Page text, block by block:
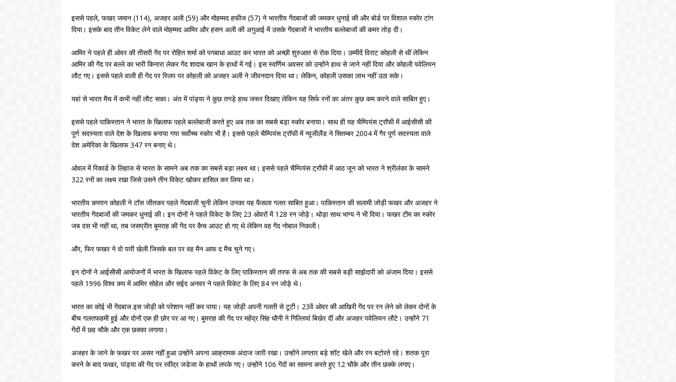
इससे पहले, फखर जमान (114), अजहर अली (59) और मोहम्मद हफीज (57) ने भारतीय गेंदबाजों की जमकर धुनाई की और बोर्ड पर विशाल स्कोर टांग
दिया। इसके बाद तीन विकेट लेने वाले मोहम्मद आमिर और हसन अली की अगुआई में उसके गेंदबाजों ने भारतीय बल्लेबाजों की कमर तोड़ दी।
आमिर ने पहले ही ओवर की तीसरी गेंद पर रोहित शर्मा को पगबाधा आउट कर भारत को अच्छी शुरुआत से रोक दिया। उम्मीदें विराट कोहली से थीं लेकिन
आमिर की गेंद पर बल्ले का भारी किनारा लेकर गेंद शादाब खान के हाथों में गई। इस स्वर्णिम अवसर को उन्होंने हाथ से जाने नहीं दिया और कोहली पवेलियन
लौट गए। इससे पहले वाली ही गेंद पर स्लिप पर कोहली को अजहर अली ने जीवनदान दिया था। लेकिन, कोहली उसका लाभ नहीं उठा सके।
यहां से भारत मैच में कभी नहीं लौट सका। अंत में पांड्या ने कुछ तगड़े हाथ जरूर दिखाए लेकिन यह सिर्फ रनों का अंतर कुछ कम करने वाले साबित हुए।
इससे पहले पाकिस्तान ने भारत के खिलाफ पहले बल्लेबाजी करते हुए अब तक का सबसे बड़ा स्कोर बनाया। साथ ही यह चैम्पियंस ट्रॉफी में आईसीसी की
पूर्ण सदस्यता वाले देश के खिलाफ बनाया गया सर्वोच्च स्कोर भी है। इससे पहले चैम्पियंस ट्रॉफी में न्यूजीलैंड ने सितम्बर 2004 में गैर पूर्ण सदस्यता वाले
देश अमेरिका के खिलाफ 347 रन बनाए थे।
ओवल में रिकार्ड के लिहाज से भारत के सामने अब तक का सबसे बड़ा लक्ष्य था। इससे पहले चैम्पियंस ट्रॉफी में आठ जून को भारत ने श्रीलंका के सामने
322 रनों का लक्ष्य रखा जिसे उसने तीन विकेट खोकर हासिल कर लिया था।
भारतीय कप्तान कोहली ने टॉस जीतकर पहले गेंदबाजी चुनी लेकिन उनका यह फैसला गलत साबित हुआ। पाकिस्तान की सलामी जोड़ी फखर और अजहर ने
भारतीय गेंदबाजों की जमकर धुनाई की। इन दोनों ने पहले विकेट के लिए 23 ओवरों में 128 रन जोड़े। थोड़ा साथ भाग्य ने भी दिया। फखर टीम का स्कोर
जब दस भी नहीं था, तब जसप्रीत बुमराह की गेंद पर कैच आउट हो गए थे लेकिन वह गेंद नोबाल निकली।
और, फिर फखर ने वो पारी खेली जिसके बल पर वह मैन आफ द मैच चुने गए।
इन दोनों ने आईसीसी आयोजनों में भारत के खिलाफ पहले विकेट के लिए पाकिस्तान की तरफ से अब तक की सबसे बड़ी साझेदारी को अंजाम दिया। इससे
पहले 1996 विश्व कप में आमिर सोहेल और सईद अनवर ने पहले विकेट के लिए 84 रन जोड़े थे।
भारत का कोई भी गेंदबाज इस जोड़ी को परेशान नहीं कर पाया। यह जोड़ी अपनी गलती से टूटी। 23वें ओवर की आखिरी गेंद पर रन लेने को लेकर दोनों के
बीच गलतफहमी हुई और दोनों एक ही छोर पर आ गए। बुमराह की गेंद पर महेंद्र सिंह धौनी ने गिल्लियां बिखेर दीं और अजहर पवेलियन लौटे। उन्होंने 71
गेंदों में छह चौके और एक छक्का लगाया।
अजहर के जाने के फखर पर असर नहीं हुआ उन्होंने अपना आक्रामक अंदाज जारी रखा। उन्होंने लगतार बड़े शॉट खेले और रन बटोरते रहे। शतक पूरा
करने के बाद फखर, पांड्या की गेंद पर रवींद्र जडेजा के हाथों लपके गए। उन्होंने 106 गेंदों का सामना करते हुए 12 चौके और तीन छक्के लगाए।